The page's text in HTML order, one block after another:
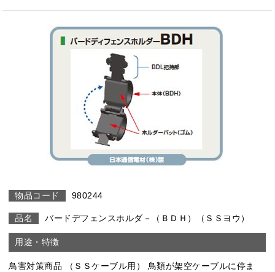
980244
バードデフェンスホルダ－（ＢＤＨ）（ＳＳヨウ）
鳥害対策商品 （ＳＳケーブル用） 鳥類が架空ケーブルに停ま